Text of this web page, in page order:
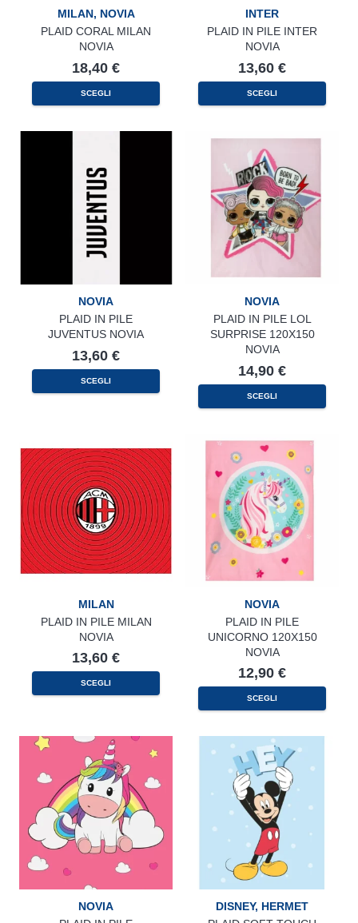
MILAN, NOVIA
PLAID CORAL MILAN
NOVIA
18,40 €
SCEGLI
INTER
PLAID IN PILE INTER
NOVIA
13,60 €
SCEGLI
NOVIA
PLAID IN PILE
JUVENTUS NOVIA
13,60 €
SCEGLI
NOVIA
PLAID IN PILE LOL
SURPRISE 120X150
NOVIA
14,90 €
SCEGLI
MILAN
PLAID IN PILE MILAN
NOVIA
13,60 €
SCEGLI
NOVIA
PLAID IN PILE
UNICORNO 120X150
NOVIA
12,90 €
SCEGLI
NOVIA
DISNEY, HERMET